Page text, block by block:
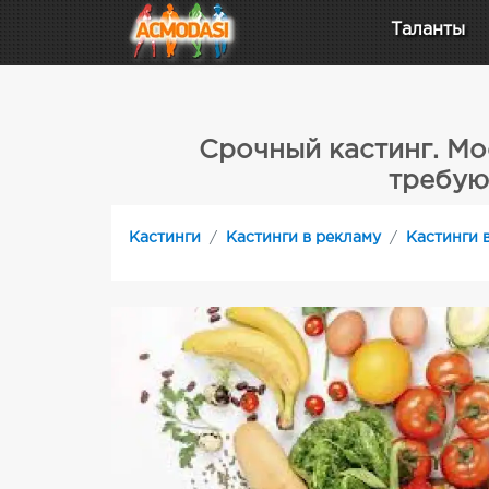
Таланты
Срочный кастинг.
Кастинги Кастинги в рекламу Кастинги